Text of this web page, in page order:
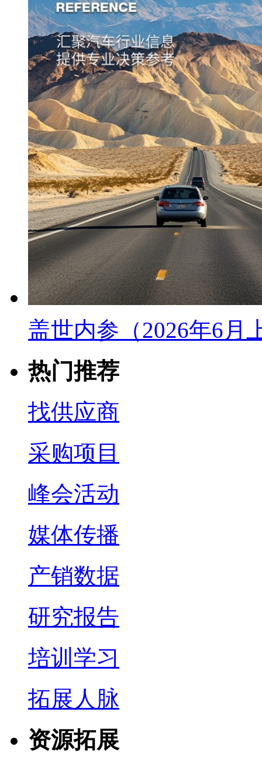
盖世内参（2026年6月
热门推荐
找供应商
采购项目
峰会活动
媒体传播
产销数据
研究报告
培训学习
拓展人脉
资源拓展